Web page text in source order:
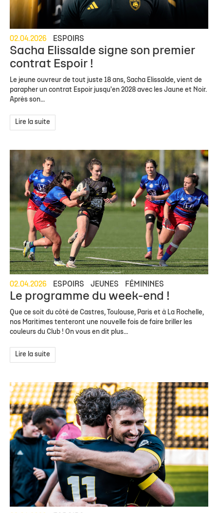
02.04.2026 ESPOIRS
Sacha Elissalde signe son premier
contrat Espoir !
Le jeune ouvreur de tout juste 18 ans, Sacha Elissalde, vient de
parapher un contrat Espoir jusqu'en 2028 avec les Jaune et Noir.
Après son...
Lire la suite
02.04.2026 ESPOIRS JEUNES FÉMININES
Le programme du week-end !
Que ce soit du côté de Castres, Toulouse, Paris et à La Rochelle,
nos Maritimes tenteront une nouvelle fois de faire briller les
couleurs du Club ! On vous en dit plus...
Lire la suite